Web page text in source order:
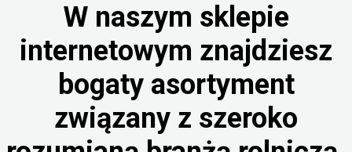
W naszym sklepie
internetowym znajdziesz
bogaty asortyment
związany z szeroko